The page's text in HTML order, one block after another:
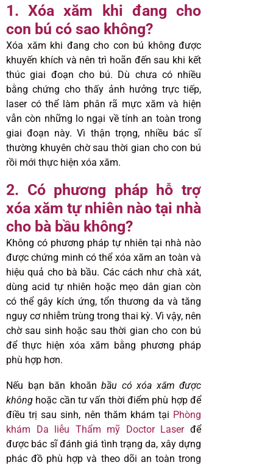
1. Xóa xăm khi đang cho
con bú có sao không?
Xóa xăm khi đang cho con bú không được
khuyến khích và nên trì hoãn đến sau khi kết
thúc giai đoạn cho bú. Dù chưa có nhiều
bằng chứng cho thấy ảnh hưởng trực tiếp,
laser có thể làm phân rã mực xăm và hiện
vẫn còn những lo ngại về tính an toàn trong
giai đoạn này. Vì thận trọng, nhiều bác sĩ
thường khuyên chờ sau thời gian cho con bú
rồi mới thực hiện xóa xăm.
2. Có phương pháp hỗ trợ
xóa xăm tự nhiên nào tại nhà
cho bà bầu không?
Không có phương pháp tự nhiên tại nhà nào
được chứng minh có thể xóa xăm an toàn và
hiệu quả cho bà bầu. Các cách như chà xát,
dùng acid tự nhiên hoặc mẹo dân gian còn
có thể gây kích ứng, tổn thương da và tăng
nguy cơ nhiễm trùng trong thai kỳ. Vì vậy, nên
chờ sau sinh hoặc sau thời gian cho con bú
để thực hiện xóa xăm bằng phương pháp
phù hợp hơn.
Nếu bạn băn khoăn bầu có xóa xăm được
không hoặc cần tư vấn thời điểm phù hợp để
điều trị sau sinh, nên thăm khám tại Phòng
khám Da liễu Thẩm mỹ Doctor Laserđể
được bác sĩ đánh giá tình trạng da, xây dựng
phác đồ phù hợp và theo dõi an toàn trong